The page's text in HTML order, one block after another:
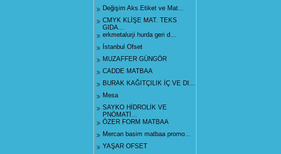
Değişim Aks.Etiket ve Mat...
CMYK KLİŞE MAT. TEKS
GIDA...
erkmetalurji hurda geri d...
İstanbul Ofset
MUZAFFER GÜNGÖR
CADDE MATBAA
BURAK KAĞITÇILIK İÇ VE DI...
Mesa
SAYKO HİDROLİK VE
PNÖMATİ...
ÖZER FORM MATBAA
Mercan basim matbaa promo...
YAŞAR OFSET